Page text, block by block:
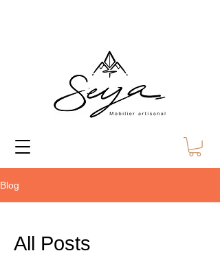
Blog
All Posts